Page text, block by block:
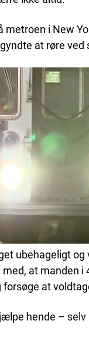
metroen i New
at røre ved
ubehageligt
at manden
forsøge at
hende –